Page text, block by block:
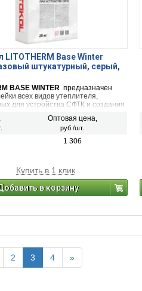
LITOTHERM Base Winter
штукатурный, серый,
BASE WINTER предназначен
всех видов утеплителя,
для устройства СФТК и создания
сеткой.
Оптовая цена,
руб./шт.
1 306
Купить в 1 клик
в корзину
2 3 4 »